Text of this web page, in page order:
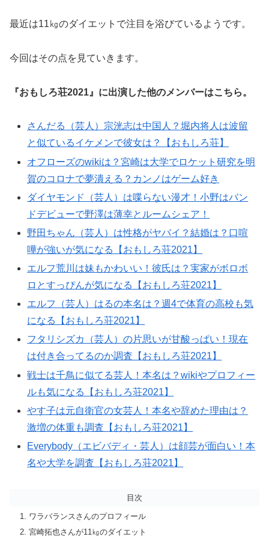
最近は11㎏のダイエットで注目を浴びているようです。
今回はその点を見ていきます。
『おもしろ荘2021』に出演した他のメンバーはこちら。
さんだる（芸人）宗洸志は中国人？堀内将人は波留
と似ているイケメンで彼女は？【おもしろ荘】
オフローズのwikiは？宮崎は大学でロケット研究を明
賀のコロナで夢潰える？カンノはゲーム好き
ダイヤモンド（芸人）は喋らない漫才！小野はバン
ドデビューで野澤は薄幸とルームシェア！
野田ちゃん（芸人）は性格がヤバイ？結婚は？口喧
嘩が強いが気になる【おもしろ荘2021】
エルフ荒川は妹もかわいい！彼氏は？実家がボロボ
ロとすっぴんが気になる【おもしろ荘2021】
エルフ（芸人）はるの本名は？週4で体育の高校も気
になる【おもしろ荘2021】
フタリシズカ（芸人）の片思いが甘酸っぱい！現在
は付き合ってるのか調査【おもしろ荘2021】
戦士は千鳥に似てる芸人！本名は？wikiやプロフィー
ルも気になる【おもしろ荘2021】
やす子は元自衛官の女芸人！本名や辞めた理由は？
激増の体重も調査【おもしろ荘2021】
Everybody（エビバディ・芸人）は顔芸が面白い！本
名や大学を調査【おもしろ荘2021】
目次
ワラバランスさんのプロフィール
宮崎拓也さんが11㎏のダイエット